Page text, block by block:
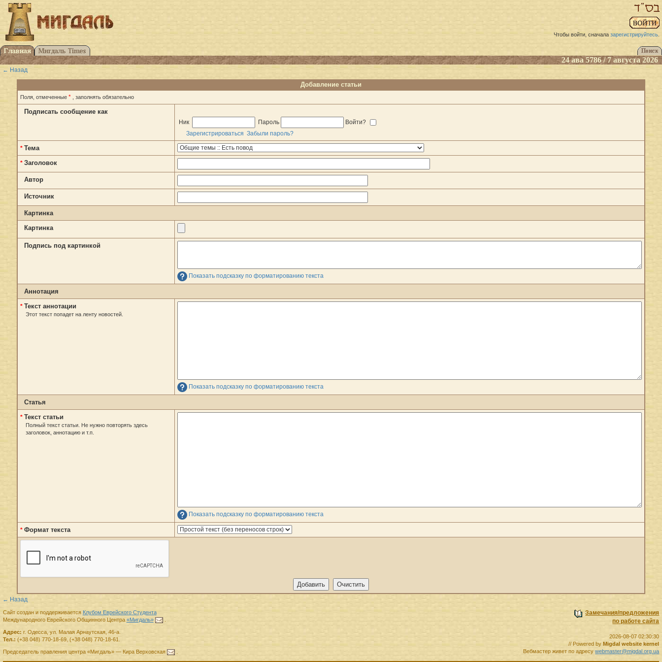
Чтобы войти, сначала зарегистрируйтесь.
24 ава 5786 / 7 августа 2026
← Назад
Добавление статьи
Поля, отмеченные * , заполнять обязательно
Подписать сообщение как
Ник Пароль
Войти?
Зарегистрироваться Забыли пароль?
* Тема
* Заголовок
Автор
Источник
Картинка
Картинка
Подпись под картинкой
Показать подсказку по форматированию текста
Аннотация
* Текст аннотации
Этот текст попадет на ленту новостей.
Показать подсказку по форматированию текста
Статья
* Текст статьи
Полный текст статьи. Не нужно повторять здесь
заголовок, аннотацию и т.п.
Показать подсказку по форматированию текста
* Формат текста
← Назад
Замечания/предложения
по работе сайта
2026-08-07 02:30:30
// Powered byMigdal website kernel
Вебмастер живет по адресуwebmaster@migdal.org.ua
Сайт создан и поддерживается Клубом Еврейского Студента
Международного Еврейского Общинного Центра «Мигдаль» .
Адрес: г. Одесса, ул. Малая Арнаутская, 46-а.
Тел.: (+38 048) 770-18-69, (+38 048) 770-18-61
Председатель правленияцентра «Мигдаль»— Кира Верховская .